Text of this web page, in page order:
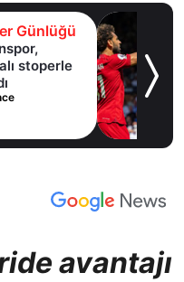
Günlüğü
stoperle
avantajı